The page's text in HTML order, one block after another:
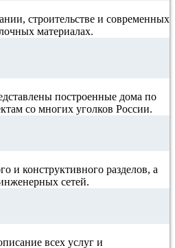
строительстве и современных
материалах.
построенные дома по
со многих уголков России.
и конструктивного разделов, а
сетей.
всех услуг и